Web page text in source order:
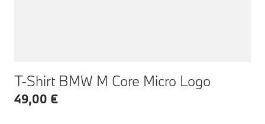
T-Shirt BMW M Core Micro Logo
49,00 €